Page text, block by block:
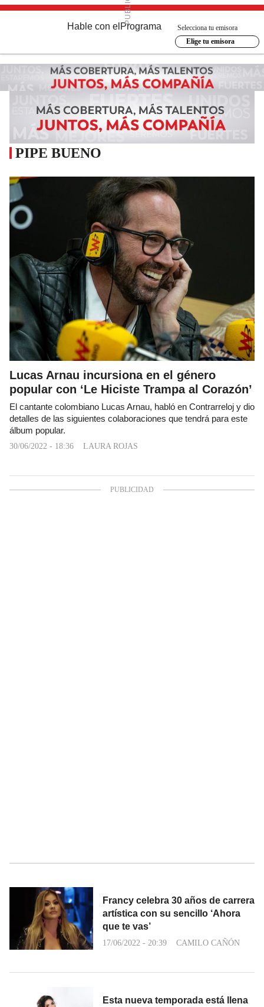
Hable con el Programa
Selecciona tu emisora
Elige tu emisora
PIPE BUENO
Lucas Arnau incursiona en el género
popular con ‘Le Hiciste Trampa al Corazón’
El cantante colombiano Lucas Arnau, habló en Contrarreloj y dio
detalles de las siguientes colaboraciones que tendrá para este
álbum popular.
30/06/2022 - 18:36 LAURA ROJAS
Francy celebra 30 años de carrera
artística con su sencillo ‘Ahora
que te vas’
17/06/2022 - 20:39 CAMILO CAÑÓN
Esta nueva temporada está llena